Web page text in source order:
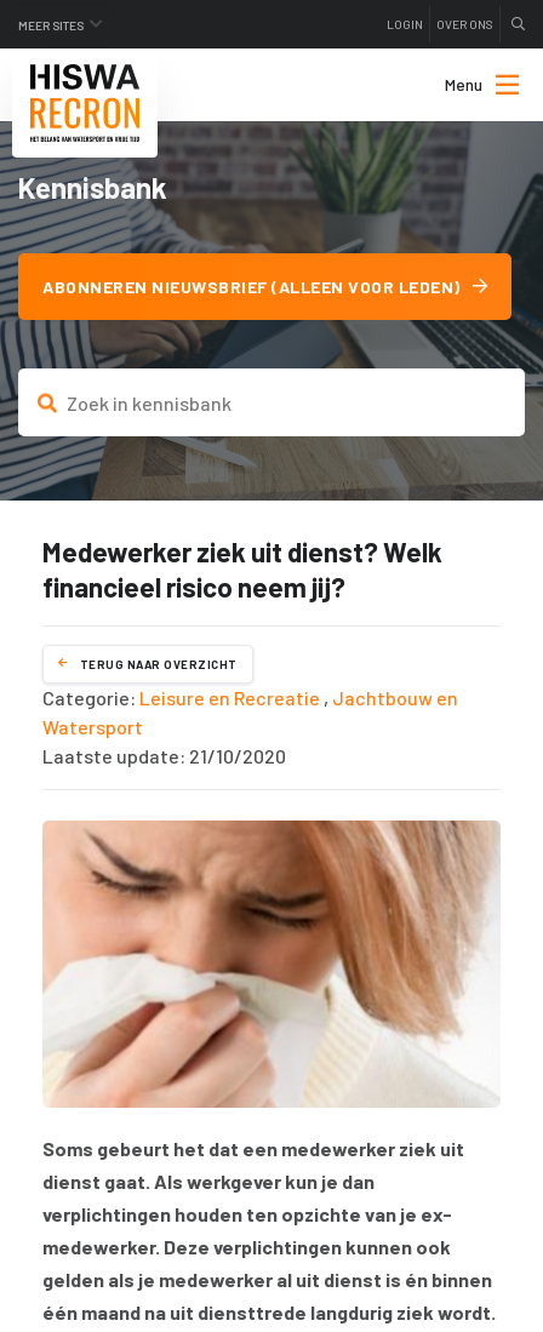
MEER SITES LOGIN OVER ONS
Menu
Kennisbank
ABONNEREN NIEUWSBRIEF (ALLEEN VOOR LEDEN)
Medewerker ziek uit dienst? Welk
financieel risico neem jij?
TERUG NAAR OVERZICHT
Categorie: Leisure en Recreatie , Jachtbouw en
Watersport
Laatste update: 21/10/2020
Soms gebeurt het dat een medewerker ziek uit
dienst gaat. Als werkgever kun je dan
verplichtingen houden ten opzichte van je ex-
medewerker. Deze verplichtingen kunnen ook
gelden als je medewerker al uit dienst is én binnen
één maand na uit diensttrede langdurig ziek wordt.